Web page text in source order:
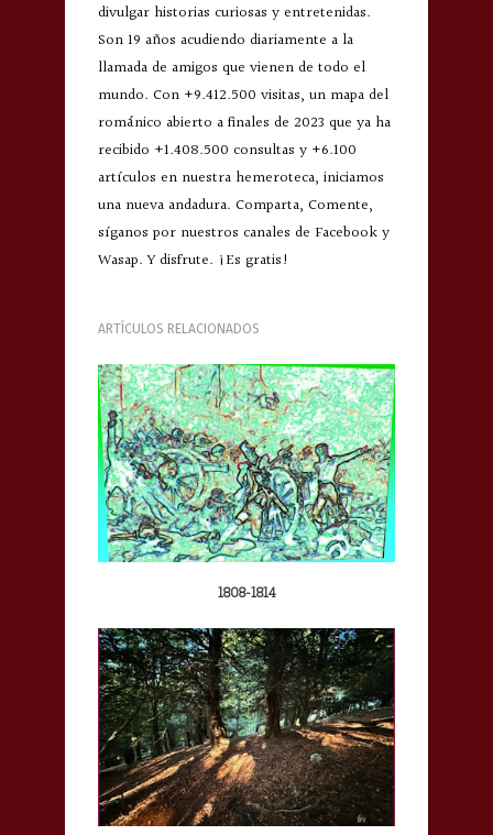
divulgar historias curiosas y entretenidas.
Son 19 años acudiendo diariamente a la
llamada de amigos que vienen de todo el
mundo. Con +9.412.500 visitas, un mapa del
románico abierto a finales de 2023 que ya ha
recibido +1.408.500 consultas y +6.100
artículos en nuestra hemeroteca, iniciamos
una nueva andadura. Comparta, Comente,
síganos por nuestros canales de Facebook y
Wasap. Y disfrute. ¡Es gratis!
ARTÍCULOS RELACIONADOS
1808-1814